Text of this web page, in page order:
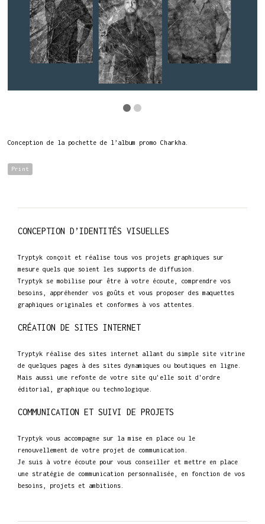
Conception de la pochette de l’album promo Charkha.
Print
CONCEPTION D’IDENTITÉS VISUELLES
Tryptyk conçoit et réalise tous vos projets graphiques sur
mesure quels que soient les supports de diffusion.
Tryptyk se mobilise pour être à votre écoute, comprendre vos
besoins, appréhender vos goûts et vous proposer des maquettes
graphiques originales et conformes à vos attentes.
CRÉATION DE SITES INTERNET
Tryptyk réalise des sites internet allant du simple site vitrine
de quelques pages à des sites dynamiques ou boutiques en ligne.
Mais aussi une refonte de votre site qu'elle soit d'ordre
éditorial, graphique ou technologique.
COMMUNICATION ET SUIVI DE PROJETS
Tryptyk vous accompagne sur la mise en place ou le
renouvellement de votre projet de communication.
Je suis à votre écoute pour vous conseiller et mettre en place
une stratégie de communication personnalisée, en fonction de vos
besoins, projets et ambitions.